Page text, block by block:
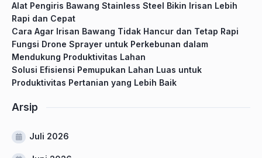
Alat Pengiris Bawang Stainless Steel Bikin Irisan Lebih
Rapi dan Cepat
Cara Agar Irisan Bawang Tidak Hancur dan Tetap Rapi
Fungsi Drone Sprayer untuk Perkebunan dalam
Mendukung Produktivitas Lahan
Solusi Efisiensi Pemupukan Lahan Luas untuk
Produktivitas Pertanian yang Lebih Baik
Arsip
Juli 2026